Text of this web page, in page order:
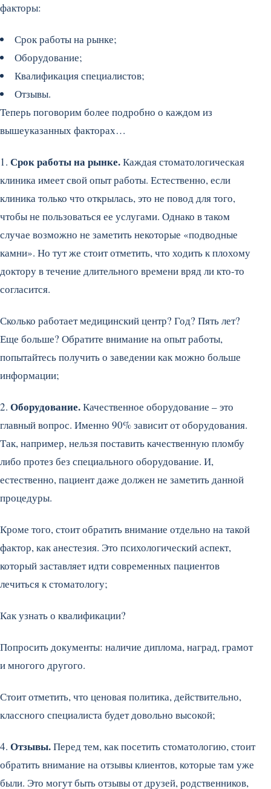
факторы:
Срок работы на рынке;
Оборудование;
Квалификация специалистов;
Отзывы.
Теперь поговорим более подробно о каждом из
вышеуказанных факторах…
1. Срок работы на рынке.Каждая стоматологическая
клиника имеет свой опыт работы. Естественно, если
клиника только что открылась, это не повод для того,
чтобы не пользоваться ее услугами. Однако в таком
случае возможно не заметить некоторые «подводные
камни». Но тут же стоит отметить, что ходить к плохому
доктору в течение длительного времени вряд ли кто-то
согласится.
Сколько работает медицинский центр? Год? Пять лет?
Еще больше? Обратите внимание на опыт работы,
попытайтесь получить о заведении как можно больше
информации;
2. Оборудование.Качественное оборудование – это
главный вопрос. Именно 90% зависит от оборудования.
Так, например, нельзя поставить качественную пломбу
либо протез без специального оборудование. И,
естественно, пациент даже должен не заметить данной
процедуры.
Кроме того, стоит обратить внимание отдельно на такой
фактор, как анестезия. Это психологический аспект,
который заставляет идти современных пациентов
лечиться к стоматологу;
Как узнать о квалификации?
Попросить документы: наличие диплома, наград, грамот
и многого другого.
Стоит отметить, что ценовая политика, действительно,
классного специалиста будет довольно высокой;
4. Отзывы.Перед тем, как посетить стоматологию, стоит
обратить внимание на отзывы клиентов, которые там уже
были. Это могут быть отзывы от друзей, родственников,